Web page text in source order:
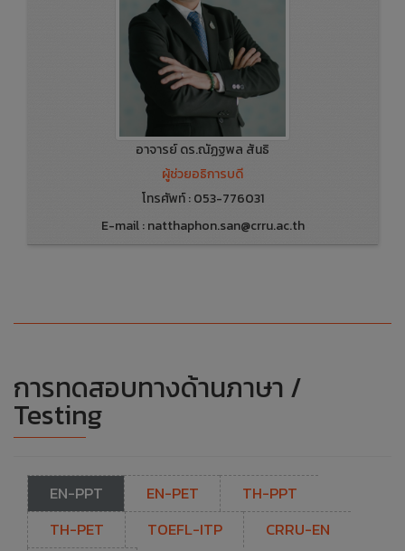
อาจารย์ ดร.ณัฏฐพล สันธิ
อาจารย์ ดร.ณัฏฐพล สันธิ
ผู้ช่วยอธิการบดี
โทรศัพท์ : 053-776031
E-mail : natthaphon.san@crru.ac.th
การทดสอบทางด้านภาษา /
Testing
EN-PPT EN-PET
TH-PPT
TH-PET
TOEFL-ITP
CRRU-EN